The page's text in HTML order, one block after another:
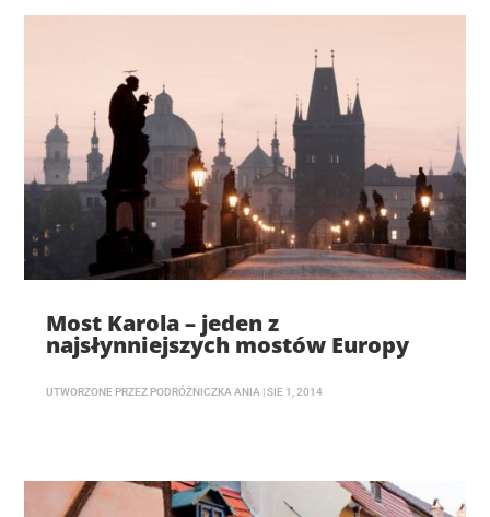
Most Karola – jeden z
najsłynniejszych mostów Europy
UTWORZONE PRZEZ PODRÓŻNICZKA ANIA |SIE 1, 2014